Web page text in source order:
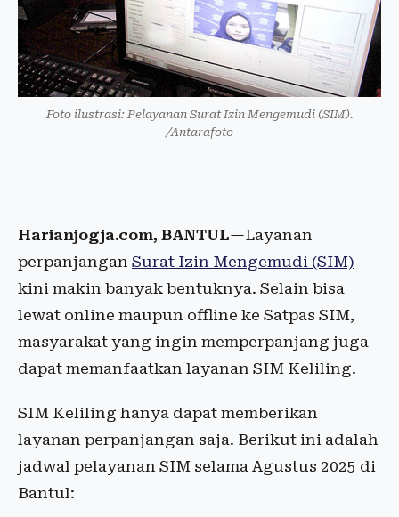
Foto ilustrasi: Pelayanan Surat Izin Mengemudi (SIM).
/Antarafoto
Harianjogja.com, BANTUL—Layanan
perpanjangan Surat Izin Mengemudi (SIM)
kini makin banyak bentuknya. Selain bisa
lewat online maupun offline ke Satpas SIM,
masyarakat yang ingin memperpanjang juga
dapat memanfaatkan layanan SIM Keliling.
SIM Keliling hanya dapat memberikan
layanan perpanjangan saja. Berikut ini adalah
jadwal pelayanan SIM selama Agustus 2025 di
Bantul: